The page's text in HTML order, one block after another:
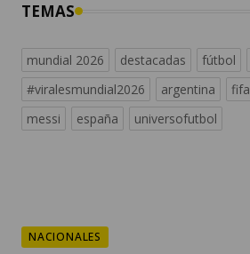
TEMAS
mundial 2026 destacadas fútbol
#viralesmundial2026
argentina fifa
messi
españa universofutbol
NACIONALES